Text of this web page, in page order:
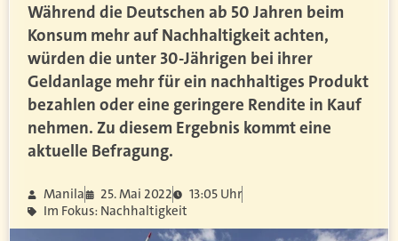
Während die Deutschen ab 50 Jahren beim
Konsum mehr auf Nachhaltigkeit achten,
würden die unter 30-Jährigen bei ihrer
Geldanlage mehr für ein nachhaltiges Produkt
bezahlen oder eine geringere Rendite in Kauf
nehmen. Zu diesem Ergebnis kommt eine
aktuelle Befragung.
Manila 25. Mai 2022
13:05 Uhr
Im Fokus: Nachhaltigkeit